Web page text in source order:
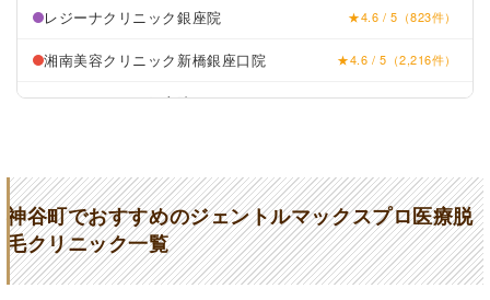
レジーナクリニック銀座院 ★4.6 / 5（823件）
湘南美容クリニック新橋銀座口院 ★4.6 / 5（2,216件）
リゼクリニック銀座院 ★4.1 / 5（130件）
中尾形成外科 ★4.5 (8件)
ライトクリニック ★4.9 (125件)
レティシアクリニック ★3.4 (193件)
神谷町でおすすめのジェントルマックスプロ医療脱
毛クリニック一覧